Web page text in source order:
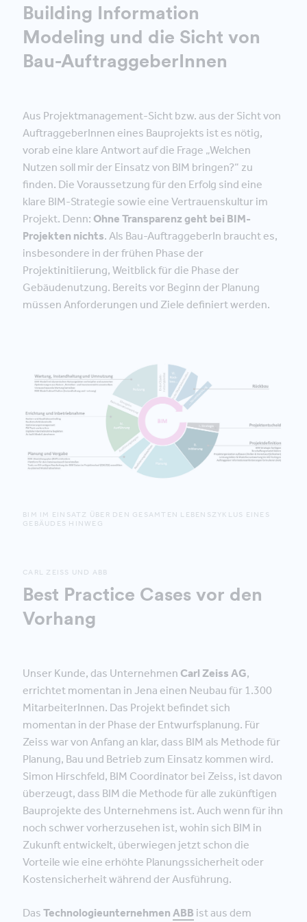
Building Information
Modeling und die Sicht von
Bau-AuftraggeberInnen
Aus Projektmanagement-Sicht bzw. aus der Sicht von
AuftraggeberInnen eines Bauprojekts ist es nötig,
vorab eine klare Antwort auf die Frage „Welchen
Nutzen soll mir der Einsatz von BIM bringen?“ zu
finden. Die Voraussetzung für den Erfolg sind eine
klare BIM-Strategie sowie eine Vertrauenskultur im
Projekt. Denn: Ohne Transparenz geht bei BIM-
Projekten nichts. Als Bau-AuftraggeberIn braucht es,
insbesondere in der frühen Phase der
Projektinitiierung, Weitblick für die Phase der
Gebäudenutzung. Bereits vor Beginn der Planung
müssen Anforderungen und Ziele definiert werden.
BIM IM EINSATZ ÜBER DEN GESAMTEN LEBENSZYKLUS EINES
GEBÄUDES HINWEG
CARL ZEISS UND ABB
Best Practice Cases vor den
Vorhang
Unser Kunde, das Unternehmen Carl Zeiss AG,
errichtet momentan in Jena einen Neubau für 1.300
MitarbeiterInnen. Das Projekt befindet sich
momentan in der Phase der Entwurfsplanung. Für
Zeiss war von Anfang an klar, dass BIM als Methode für
Planung, Bau und Betrieb zum Einsatz kommen wird.
Simon Hirschfeld, BIM Coordinator bei Zeiss, ist davon
überzeugt, dass BIM die Methode für alle zukünftigen
Bauprojekte des Unternehmens ist. Auch wenn für ihn
noch schwer vorherzusehen ist, wohin sich BIM in
Zukunft entwickelt, überwiegen jetzt schon die
Vorteile wie eine erhöhte Planungssicherheit oder
Kostensicherheit während der Ausführung.
Das Technologieunternehmen ABB ist aus dem